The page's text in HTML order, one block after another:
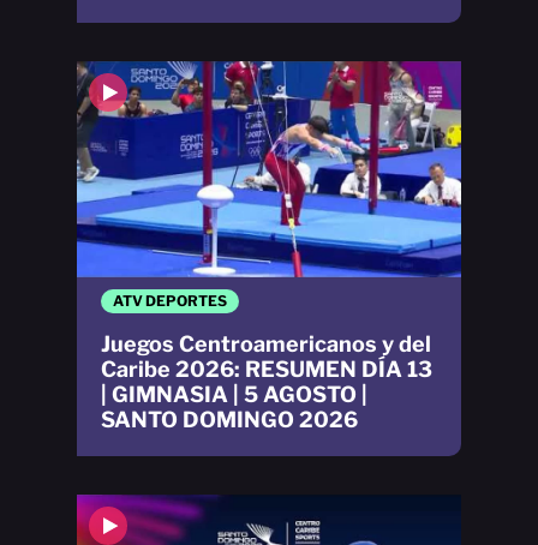
ATV DEPORTES
Juegos Centroamericanos y del
Caribe 2026: RESUMEN DÍA 13
| GIMNASIA | 5 AGOSTO |
SANTO DOMINGO 2026